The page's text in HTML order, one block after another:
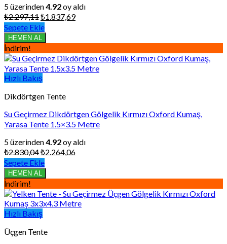
5 üzerinden4.92oy aldı
₺2.297,11Orijinal
fiyat:
₺2.297,11.
₺1.837,69Şu
₺1.837,69.
Sepete Ekle
HEMEN AL
İndirim!
Hızlı Bakış
Dikdörtgen Tente
Su Geçirmez Dikdörtgen Gölgelik Kırmızı Oxford Kumaş,
Yarasa Tente 1.5×3.5 Metre
5 üzerinden4.92oy aldı
₺2.830,04Orijinal
fiyat:
₺2.830,04.
₺2.264,06
₺2.264,06.
Sepete Ekle
HEMEN AL
İndirim!
Hızlı Bakış
Üçgen Tente